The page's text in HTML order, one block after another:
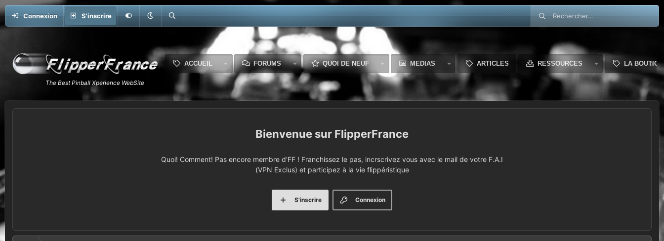
Connexion S'inscrire
ACCUEIL FORUMS QUOI DE NEUF MEDIAS ARTICLES RESSOURCES LA
FlipperFrance
Quoi! Comment! Pas encore membre d'FF ! Franchissez le pas, incrscrivez vous avec le mail de votre F.A.I
(VPN Exclus) et participez à la vie flippéristique
Connexion
S'inscrire